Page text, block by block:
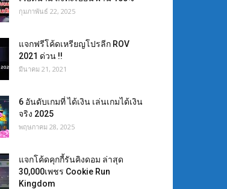
กุมภาพันธ์ 22, 2025
แจกฟรีโค้ดเหรียญโปรลีก ROV
2021 ด่วน !!
มีนาคม 21, 2021
6 อันดับเกมที่ ได้เงิน เล่นเกมได้เงิน
จริง 2025
พฤษภาคม 28, 2025
แจกโค้ดคุกกี้รันคิงดอม ล่าสุด
30,000เพชร Cookie Run
Kingdom